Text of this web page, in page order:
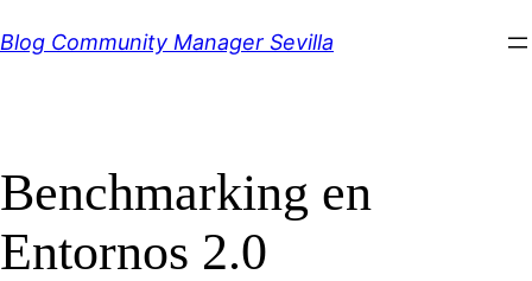
al
Blog Community Manager Sevilla
Benchmarking en
Entornos 2.0